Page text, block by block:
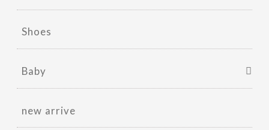
Shoes
Baby
new arrive